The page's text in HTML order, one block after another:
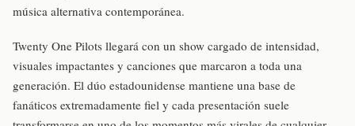
música alternativa contemporánea.
Twenty One Pilots llegará con un show cargado de intensidad,
visuales impactantes y canciones que marcaron a toda una
generación. El dúo estadounidense mantiene una base de
fanáticos extremadamente fiel y cada presentación suele